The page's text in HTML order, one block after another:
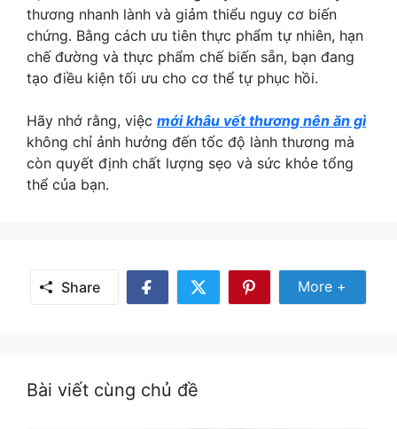
thương nhanh lành và giảm thiểu nguy cơ biến
chứng. Bằng cách ưu tiên thực phẩm tự nhiên, hạn
chế đường và thực phẩm chế biến sẵn, bạn đang
tạo điều kiện tối ưu cho cơ thể tự phục hồi.
Hãy nhớ rằng, việc mới khâu vết thương nên ăn gì
không chỉ ảnh hưởng đến tốc độ lành thương mà
còn quyết định chất lượng sẹo và sức khỏe tổng
thể của bạn.
Share
Share
Share
Share
More +
Bài viết cùng chủ đề